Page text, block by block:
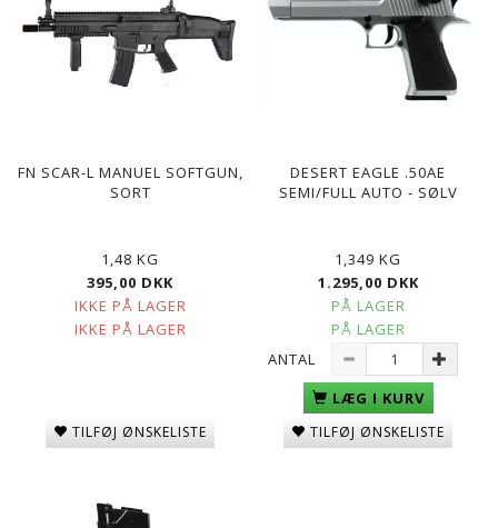
FN SCAR-L MANUEL SOFTGUN,
SORT
1,48 KG
395,00 DKK
IKKE PÅ LAGER
IKKE PÅ LAGER
TILFØJ ØNSKELISTE
DESERT EAGLE .50AE
SEMI/FULL AUTO - SØLV
1,349 KG
1.295,00 DKK
PÅ LAGER
PÅ LAGER
ANTAL
LÆG I KURV
TILFØJ ØNSKELISTE